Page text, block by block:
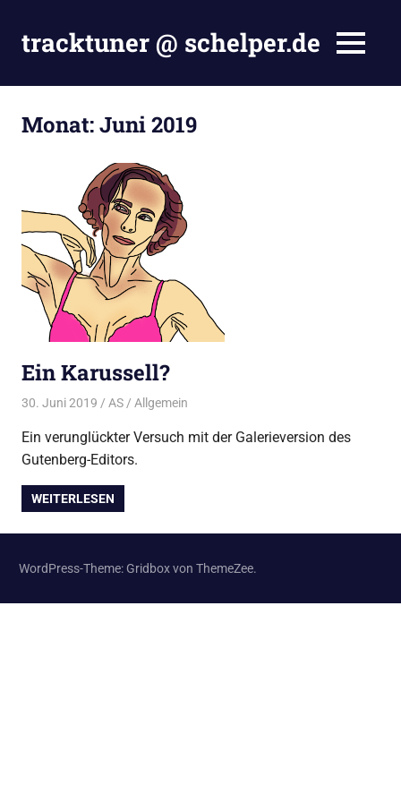
Inhalt
springen
tracktuner @ schelper.de
my
Hahahaha.
MENÜ
Monat:Juni 2019
Ein Karussell?
30. Juni 2019 AS Allgemein
Ein verunglückter Versuch mit der Galerieversion des
Gutenberg-Editors.
WEITERLESEN
WordPress-Theme: Gridbox von ThemeZee.